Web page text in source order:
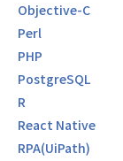
Objective-C
Perl
PHP
PostgreSQL
R
React Native
RPA(UiPath)